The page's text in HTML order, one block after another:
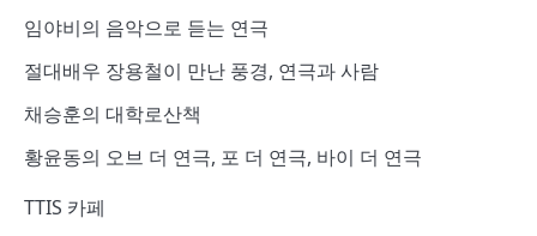
임야비의 음악으로 듣는 연극
절대배우 장용철이 만난 풍경, 연극과 사람
채승훈의 대학로산책
황윤동의 오브 더 연극, 포 더 연극, 바이 더 연극
TTIS 카페